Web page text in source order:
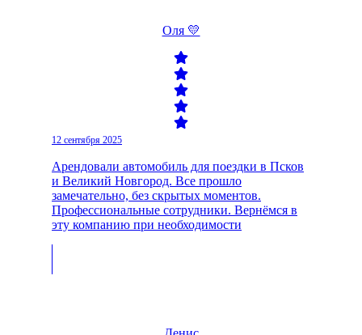
Оля 💛
12 сентября 2025
Арендовали автомобиль для поездки в Псков
и Великий Новгород. Все прошло
замечательно, без скрытых моментов.
Профессиональные сотрудники. Вернёмся в
эту компанию при необходимости